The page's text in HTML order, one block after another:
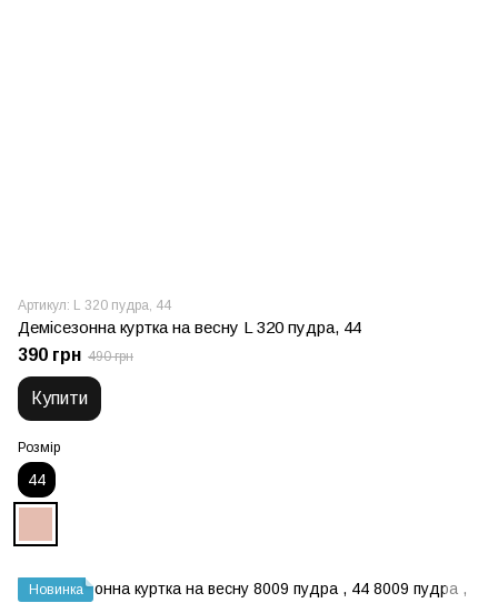
Артикул: L 320 пудра, 44
Демісезонна куртка на весну L 320 пудра, 44
390 грн 490 грн
Купити
Розмір
44
Новинка